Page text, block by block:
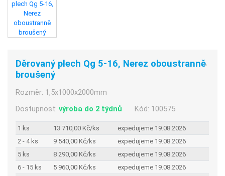
Děrovaný plech Qg 5-16, Nerez oboustranně
broušený
Rozměr: 1,5x1000x2000mm
Dostupnost:výroba do 2 týdnů Kód: 100575
1 ks 13 710,00 Kč/ks
expedujeme 19.08.2026
2 - 4 ks
9 540,00 Kč/ks
expedujeme 19.08.2026
5 ks
8 290,00 Kč/ks
expedujeme 19.08.2026
6 - 15 ks
5 960,00 Kč/ks
expedujeme 19.08.2026